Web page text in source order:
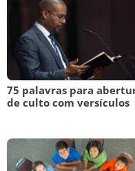
75 palavras para
de culto com versículos